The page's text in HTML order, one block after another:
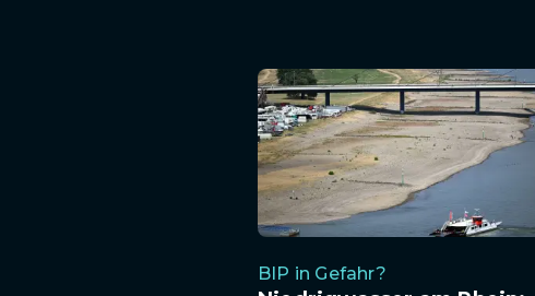
BIP in Gefahr?